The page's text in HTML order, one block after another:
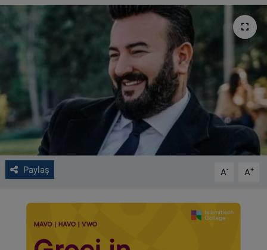
Paylaş A- A+
VIDEO GALERİ
ALGEMENE VOORWAARDEN
Çerez Politikası